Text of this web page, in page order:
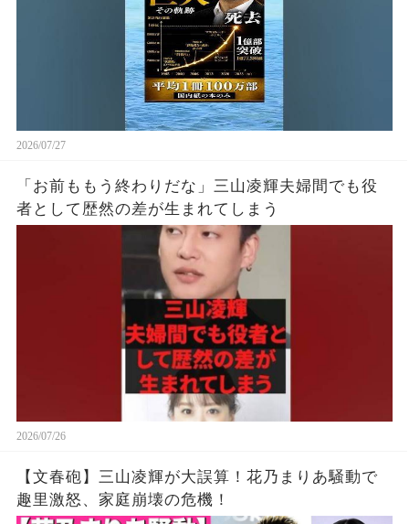
2026/07/27
「お前ももう終わりだな」三山凌輝夫婦間でも役
者として歴然の差が生まれてしまう
2026/07/26
【文春砲】三山凌輝が大誤算！花乃まりあ騒動で
趣里激怒、家庭崩壊の危機！